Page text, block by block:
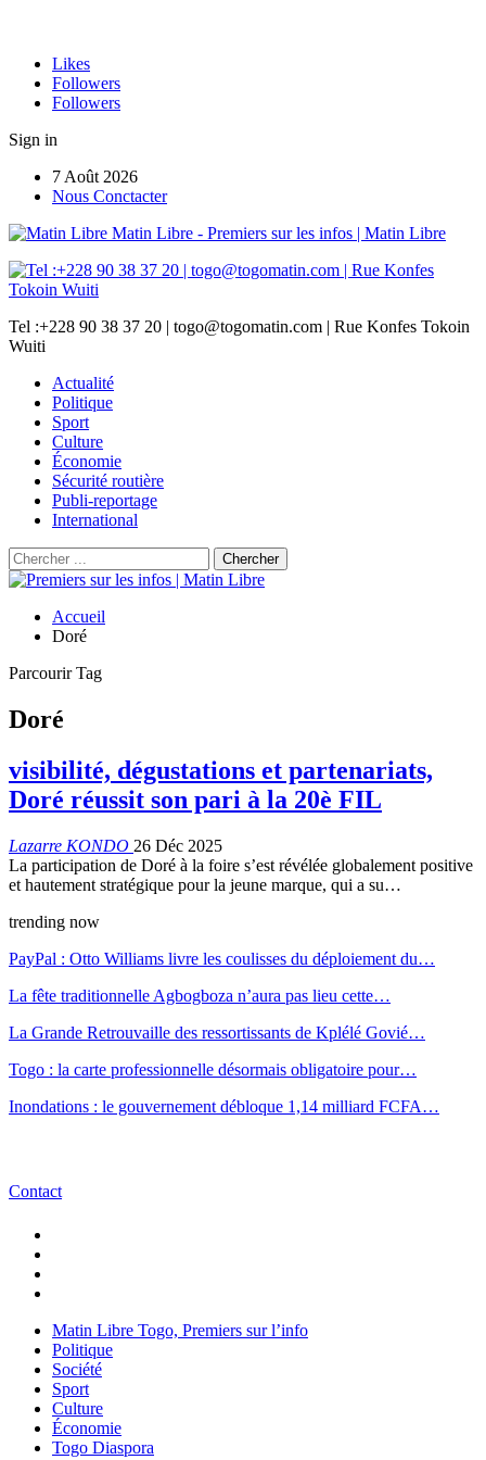
Likes
Followers
Followers
Sign in
7 Août 2026
Nous Conctacter
Matin Libre - Premiers sur les infos | Matin Libre
Tel :+228 90 38 37 20 | togo@togomatin.com | Rue Konfes Tokoin
Wuiti
Actualité
Politique
Sport
Culture
Économie
Sécurité routière
Publi-reportage
International
Accueil
Doré
Parcourir Tag
Doré
visibilité, dégustations et partenariats,
Doré réussit son pari à la 20è FIL
Lazarre KONDO 26 Déc 2025
La participation de Doré à la foire s’est révélée globalement positive
et hautement stratégique pour la jeune marque, qui a su…
trending now
PayPal : Otto Williams livre les coulisses du déploiement du…
La fête traditionnelle Agbogboza n’aura pas lieu cette…
La Grande Retrouvaille des ressortissants de Kplélé Govié…
Togo : la carte professionnelle désormais obligatoire pour…
Inondations : le gouvernement débloque 1,14 milliard FCFA…
Contact
Matin Libre Togo, Premiers sur l’info
Politique
Société
Sport
Culture
Économie
Togo Diaspora